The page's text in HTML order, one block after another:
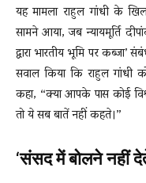
यह मामला राहुल गांधी के
सामने आया, जब न्यायमूर्ति
द्वारा भारतीय भूमि पर कब्जा’
सवाल किया कि राहुल
कहा, “क्या आपके पास कोई
तो ये सब बातें नहीं कहते।”
‘संसद में बोलने नहीं